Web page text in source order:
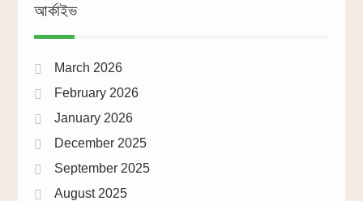
আর্কাইভ
March 2026
February 2026
January 2026
December 2025
September 2025
August 2025